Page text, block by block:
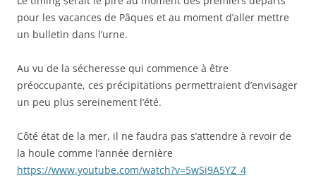
pour les vacances de Pâques et au moment d’aller mettre
un bulletin dans l’urne.
Au vu de la sécheresse qui commence à être
préoccupante, ces précipitations permettraient d’envisager
un peu plus sereinement l’été.
Côté état de la mer, il ne faudra pas s’attendre à revoir de
la houle comme l’année dernière
https://www.youtube.com/watch?v=5wSi9A5YZ_4